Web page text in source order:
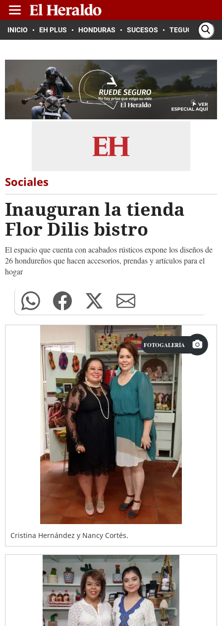
INICIO EH PLUS HONDURAS SUCESOS TEGUCIGALPA
Sociales
Inauguran la tienda
Flor Dilis bistro
El espacio que cuenta con acabados rústicos expone los diseños de
26 hondureños que hacen accesorios, prendas y artículos para el
hogar
FOTOGALERÍA
Cristina Hernández y Nancy Cortés.